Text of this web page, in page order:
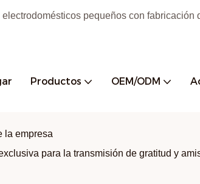
pequeños con fabricación
Productos OEM/ODM
la empresa
para la transmisión de gratitud y